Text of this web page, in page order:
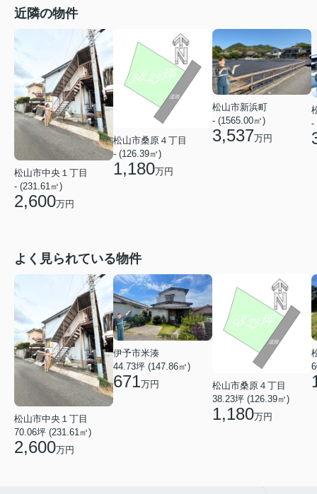
近隣の物件
松山市中央１丁目
- (231.61㎡)
2,600万円
松山市桑原４丁目
- (126.39㎡)
1,180万円
松山市新浜町
- (1565.00㎡)
3,537万円
-
よく見られている物件
松山市中央１丁目
70.06坪 (231.61㎡)
2,600万円
伊予市米湊
44.73坪 (147.86㎡)
671万円
松山市桑原４丁目
38.23坪 (126.39㎡)
1,180万円